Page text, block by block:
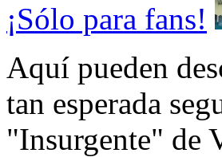
¡Sólo para fans!
Aquí pueden
tan esperada
"Insurgente" de